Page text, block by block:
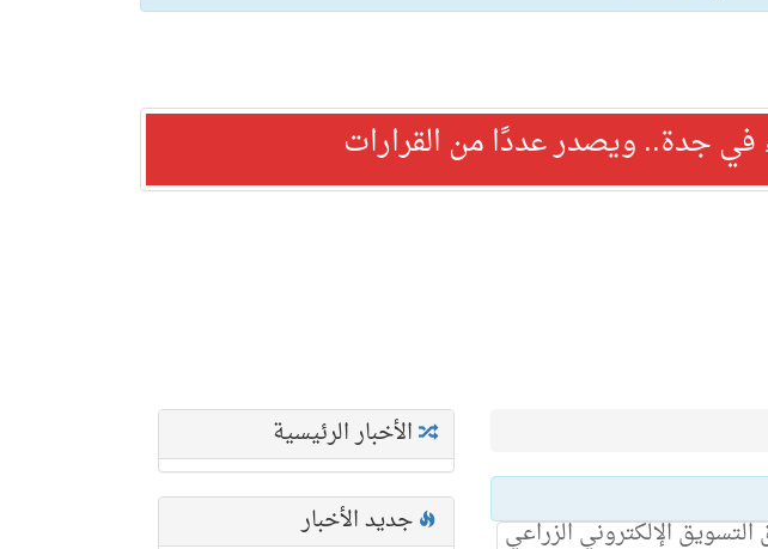
جدة.. ويصدر عددًا من القرارات
الأخبار الرئيسية
جديد الأخبار الإلكتروني الزراعي